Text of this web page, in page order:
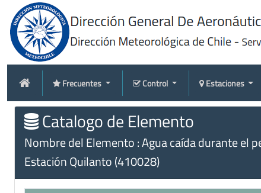
Frecuentes Control Estaciones
Catalogo de Elemento
Nombre del Elemento : Agua caída durante el
Estación Quilanto (410028)